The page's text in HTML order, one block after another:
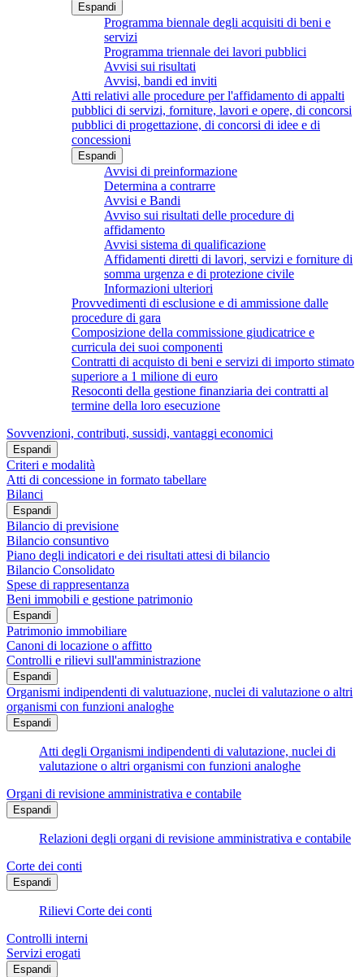
Espandi
Programma biennale degli acquisiti di beni e
servizi
Programma triennale dei lavori pubblici
Avvisi sui risultati
Avvisi, bandi ed inviti
Atti relativi alle procedure per l'affidamento di appalti
pubblici di servizi, forniture, lavori e opere, di concorsi
pubblici di progettazione, di concorsi di idee e di
concessioni
Espandi
Avvisi di preinformazione
Determina a contrarre
Avvisi e Bandi
Avviso sui risultati delle procedure di
affidamento
Avvisi sistema di qualificazione
Affidamenti diretti di lavori, servizi e forniture di
somma urgenza e di protezione civile
Informazioni ulteriori
Provvedimenti di esclusione e di ammissione dalle
procedure di gara
Composizione della commissione giudicatrice e
curricula dei suoi componenti
Contratti di acquisto di beni e servizi di importo stimato
superiore a 1 milione di euro
Resoconti della gestione finanziaria dei contratti al
termine della loro esecuzione
Sovvenzioni, contributi, sussidi, vantaggi economici
Espandi
Criteri e modalità
Atti di concessione in formato tabellare
Bilanci
Espandi
Bilancio di previsione
Bilancio consuntivo
Piano degli indicatori e dei risultati attesi di bilancio
Bilancio Consolidato
Spese di rappresentanza
Beni immobili e gestione patrimonio
Espandi
Patrimonio immobiliare
Canoni di locazione o affitto
Controlli e rilievi sull'amministrazione
Espandi
Organismi indipendenti di valutuazione, nuclei di valutazione o altri
organismi con funzioni analoghe
Espandi
Atti degli Organismi indipendenti di valutazione, nuclei di
valutazione o altri organismi con funzioni analoghe
Organi di revisione amministrativa e contabile
Espandi
Relazioni degli organi di revisione amministrativa e contabile
Corte dei conti
Espandi
Rilievi Corte dei conti
Controlli interni
Servizi erogati
Espandi